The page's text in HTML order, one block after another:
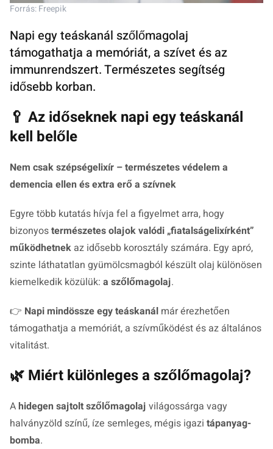
Forrás: Freepik
Napi egy teáskanál szőlőmagolaj
támogathatja a memóriát, a szívet és az
immunrendszert. Természetes segítség
idősebb korban.
🥄 Az időseknek napi egy teáskanál
kell belőle
Nem csak szépségelixír – természetes védelem a
demencia ellen és extra erő a szívnek
Egyre több kutatás hívja fel a figyelmet arra, hogy
bizonyostermészetes olajok valódi „fiatalságelixírként”
működhetnek az idősebb korosztály számára. Egy apró,
szinte láthatatlan gyümölcsmagból készült olaj különösen
kiemelkedik közülük: a szőlőmagolaj.
👉 Napi mindössze egy teáskanál már érezhetően
támogathatja a memóriát, a szívműködést és az általános
vitalitást.
🌿 Miért különleges a szőlőmagolaj?
Ahidegen sajtolt szőlőmagolaj világossárga vagy
halványzöld színű, íze semleges, mégis igazi tápanyag-
bomba.